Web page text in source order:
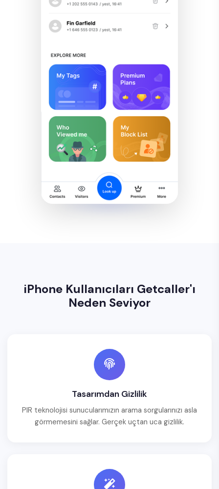
iPhone Kullanıcıları Getcaller'ı
Neden Seviyor
Tasarımdan Gizlilik
PIR teknolojisi sunucularımızın arama sorgularınızı asla
görmemesini sağlar. Gerçek uçtan uca gizlilik.